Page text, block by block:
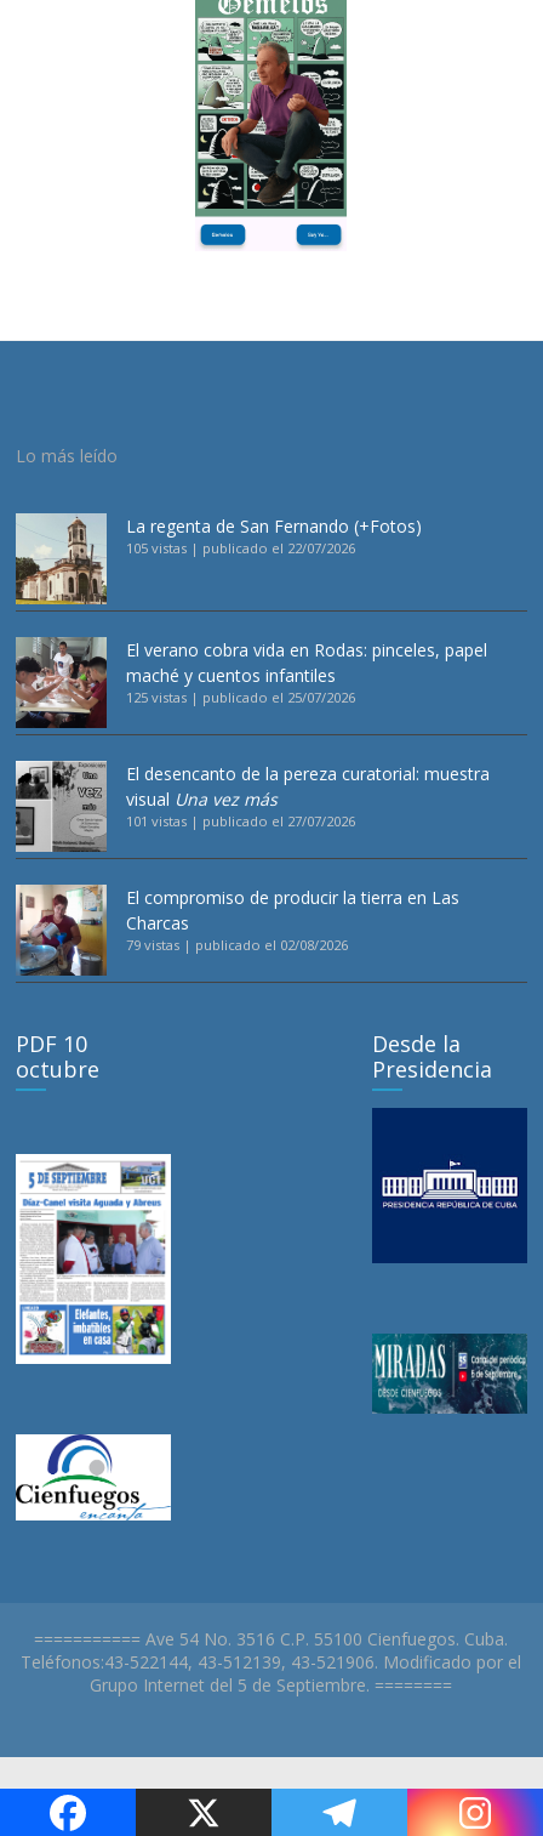
Lo más leído
La regenta de San Fernando (+Fotos)
105 vistas | publicado el 22/07/2026
El verano cobra vida en Rodas: pinceles, papel
maché y cuentos infantiles
125 vistas | publicado el 25/07/2026
El desencanto de la pereza curatorial: muestra
visual Una vez más
101 vistas | publicado el 27/07/2026
El compromiso de producir la tierra en Las
Charcas
79 vistas | publicado el 02/08/2026
PDF 10
octubre
Desde la
Presidencia
=========== Ave 54 No. 3516 C.P. 55100 Cienfuegos. Cuba.
Teléfonos:43-522144, 43-512139, 43-521906. Modificado por el
Grupo Internet del 5 de Septiembre. ========